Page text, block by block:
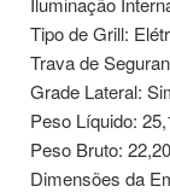
Tipo de Grill:
Trava de
Grade Lateral:
Peso Líquido:
Peso Bruto:
Dimensões da